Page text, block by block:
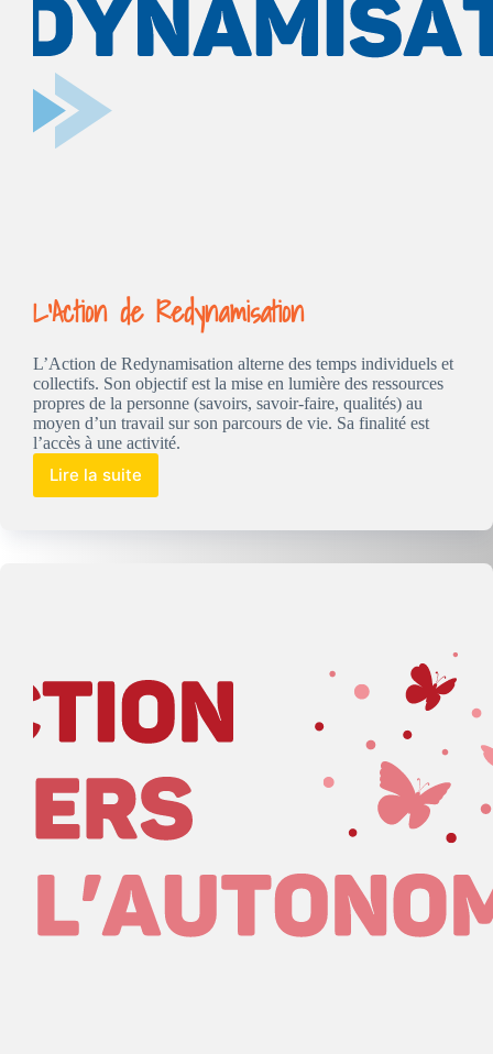
L’Action de Redynamisation
L’Action de Redynamisation alterne des temps individuels et
collectifs. Son objectif est la mise en lumière des ressources
propres de la personne (savoirs, savoir-faire, qualités) au
moyen d’un travail sur son parcours de vie. Sa finalité est
l’accès à une activité.
Lire la suite
L’Action
Redynamisation